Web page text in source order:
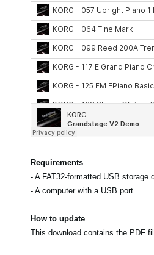
Requirements
- A FAT32-formatted USB
- A computer with a USB port.
How to update
This download contains the PDF